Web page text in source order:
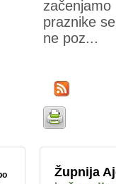
praznike
ne poz...
Župnija